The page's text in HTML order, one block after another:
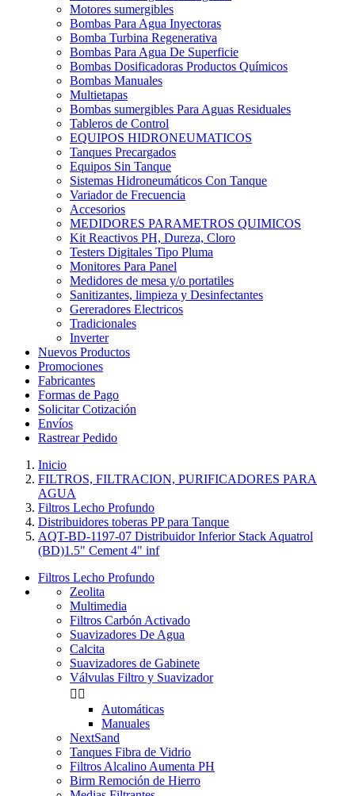
Motores sumergibles
Bombas Para Agua Inyectoras
Bomba Turbina Regenerativa
Bombas Para Agua De Superficie
Bombas Dosificadoras Productos Químicos
Bombas Manuales
Multietapas
Bombas sumergibles Para Aguas Residuales
Tableros de Control
EQUIPOS HIDRONEUMATICOS
Tanques Precargados
Equipos Sin Tanque
Sistemas Hidroneumáticos Con Tanque
Variador de Frecuencia
Accesorios
MEDIDORES PARAMETROS QUIMICOS
Kit Reactivos PH, Dureza, Cloro
Testers Digitales Tipo Pluma
Monitores Para Panel
Medidores de mesa y/o portatiles
Sanitizantes, limpieza y Desinfectantes
Gereradores Electricos
Tradicionales
Inverter
Nuevos Productos
Promociones
Fabricantes
Formas de Pago
Solicitar Cotización
Envíos
Rastrear Pedido
Inicio
FILTROS, FILTRACION, PURIFICADORES PARA
AGUA
Filtros Lecho Profundo
Distribuidores toberas PP para Tanque
AQT-BD-1197-07 Distribuidor Inferior Stack Aquatrol
(BD)1.5" Cement 4" inf
Filtros Lecho Profundo
Zeolita
Multimedia
Filtros Carbón Activado
Suavizadores De Agua
Calcita
Suavizadores de Gabinete
Válvulas Filtro y Suavizador
 
Automáticas
Manuales
NextSand
Tanques Fibra de Vidrio
Filtros Alcalino Aumenta PH
Birm Remoción de Hierro